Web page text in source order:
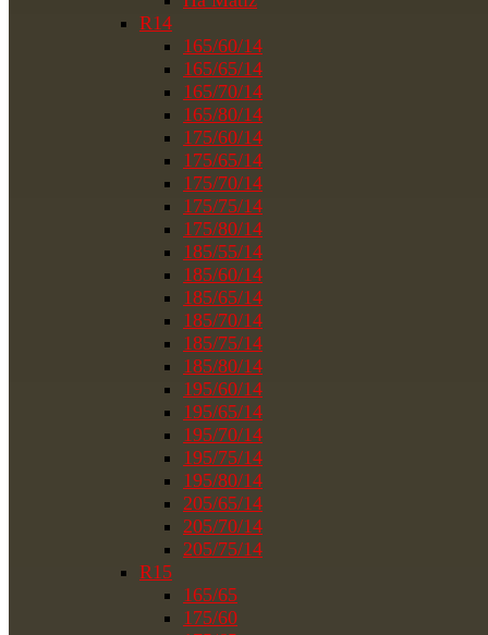
R14
165/60/14
165/65/14
165/70/14
165/80/14
175/60/14
175/65/14
175/70/14
175/75/14
175/80/14
185/55/14
185/60/14
185/65/14
185/70/14
185/75/14
185/80/14
195/60/14
195/65/14
195/70/14
195/75/14
195/80/14
205/65/14
205/70/14
205/75/14
R15
165/65
175/60